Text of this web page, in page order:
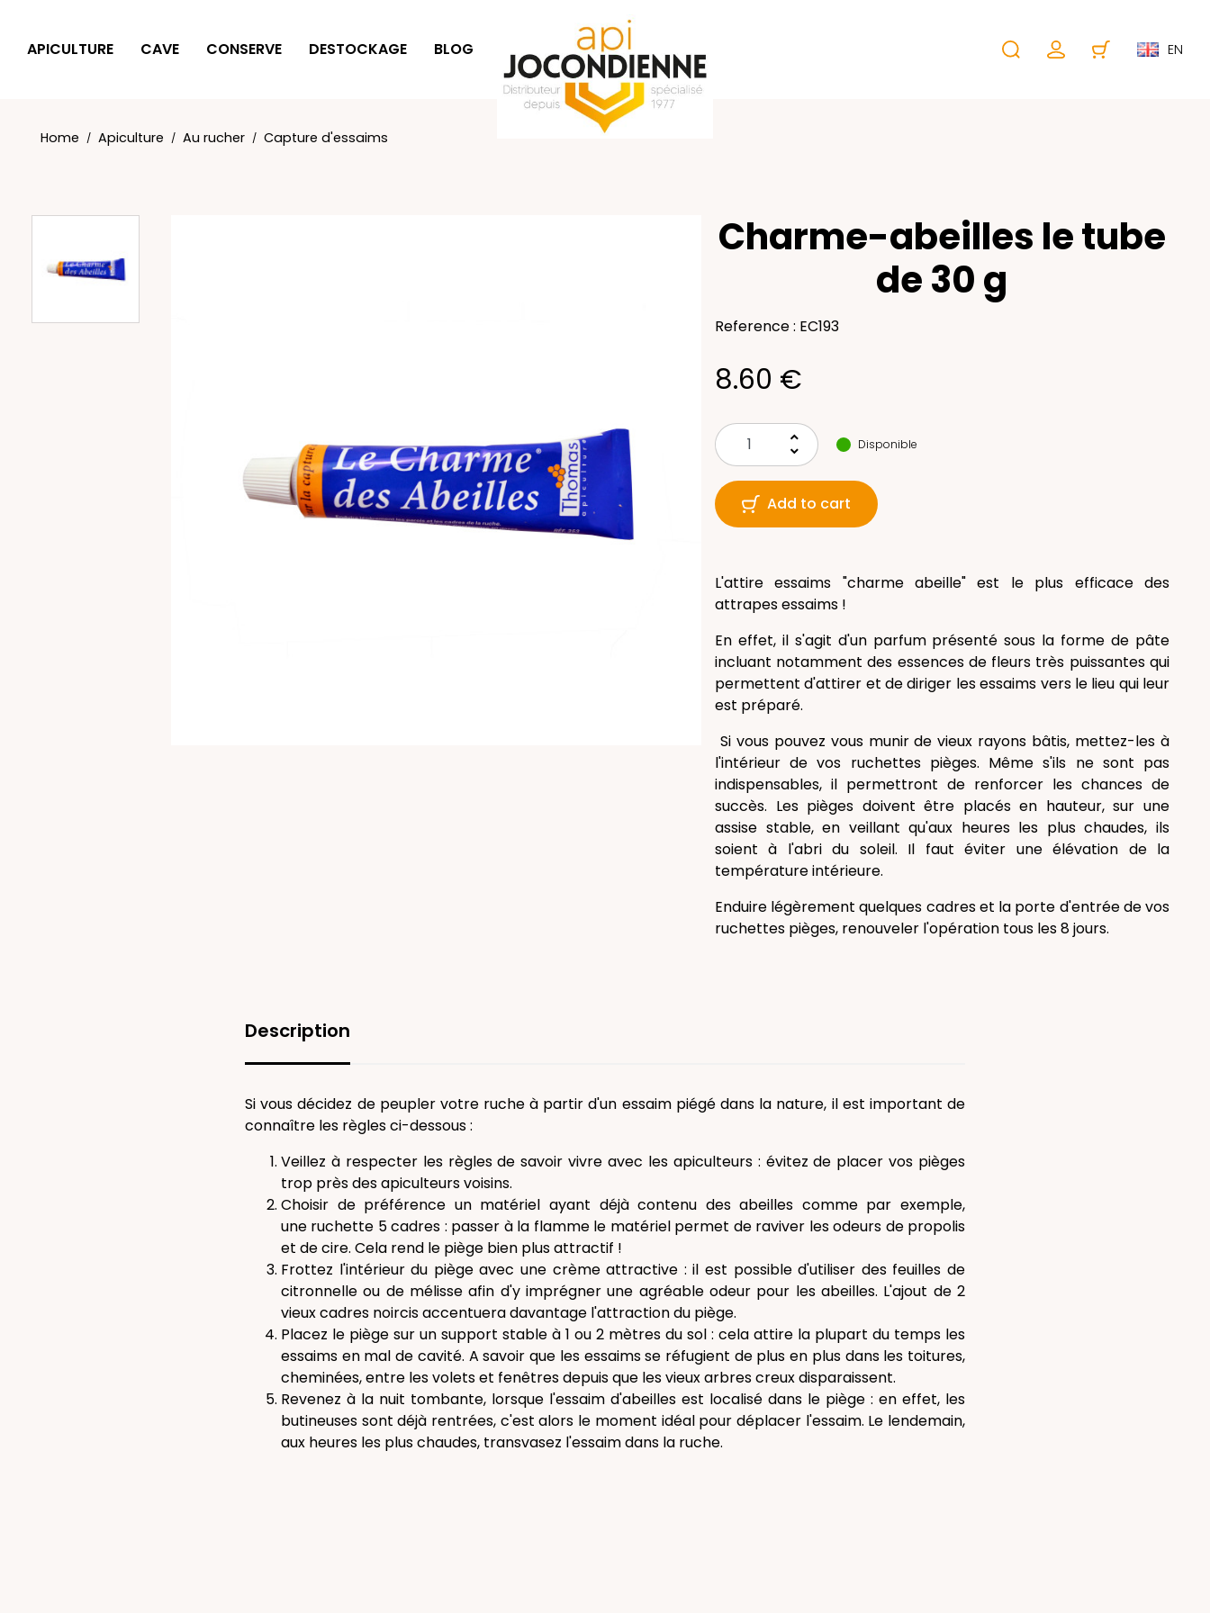
APICULTURE CAVE CONSERVE DESTOCKAGE BLOG IDÉES CADEAUX EN
Home Apiculture Au rucher Capture d'essaims
Charme-abeilles le tube
de 30 g
Reference : EC193
8.60 €
keyboard_arrow_up
keyboard_arrow_down
Disponible
Add to cart
L'attire essaims "charme abeille" est le plus efficace des
attrapes essaims !
En effet, il s'agit d'un parfum présenté sous la forme de pâte
incluant notamment des essences de fleurs très puissantes qui
permettent d'attirer et de diriger les essaims vers le lieu qui leur
est préparé.
Si vous pouvez vous munir de vieux rayons bâtis, mettez-les à
l'intérieur de vos ruchettes pièges. Même s'ils ne sont pas
indispensables, il permettront de renforcer les chances de
succès. Les pièges doivent être placés en hauteur, sur une
assise stable, en veillant qu'aux heures les plus chaudes, ils
soient à l'abri du soleil. Il faut éviter une élévation de la
température intérieure.
Enduire légèrement quelques cadres et la porte d'entrée de vos
ruchettes pièges, renouveler l'opération tous les 8 jours.
Description
Si vous décidez de peupler votre ruche à partir d'un essaim piégé dans la nature, il est important de
connaître les règles ci-dessous :
Veillez à respecter les règles de savoir vivre avec les apiculteurs : évitez de placer vos pièges
trop près des apiculteurs voisins.
Choisir de préférence un matériel ayant déjà contenu des abeilles comme par exemple,
une ruchette 5 cadres : passer à la flamme le matériel permet de raviver les odeurs de propolis
et de cire. Cela rend le piège bien plus attractif !
Frottez l'intérieur du piège avec une crème attractive : il est possible d'utiliser des feuilles de
citronnelle ou de mélisse afin d'y imprégner une agréable odeur pour les abeilles. L'ajout de 2
vieux cadres noircis accentuera davantage l'attraction du piège.
Placez le piège sur un support stable à 1 ou 2 mètres du sol : cela attire la plupart du temps les
essaims en mal de cavité. A savoir que les essaims se réfugient de plus en plus dans les toitures,
cheminées, entre les volets et fenêtres depuis que les vieux arbres creux disparaissent.
Revenez à la nuit tombante, lorsque l'essaim d'abeilles est localisé dans le piège : en effet, les
butineuses sont déjà rentrées, c'est alors le moment idéal pour déplacer l'essaim. Le lendemain,
aux heures les plus chaudes, transvasez l'essaim dans la ruche.